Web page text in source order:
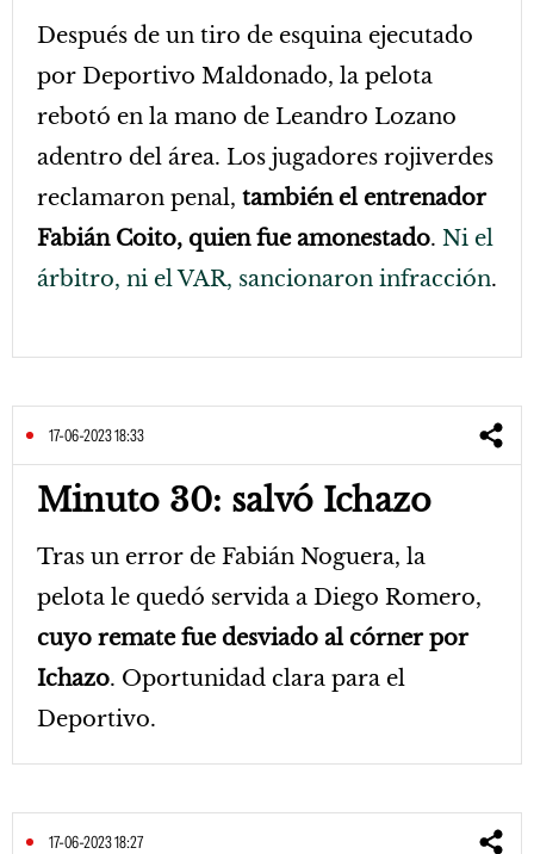
Después de un tiro de esquina ejecutado
por Deportivo Maldonado, la pelota
rebotó en la mano de Leandro Lozano
adentro del área. Los jugadores rojiverdes
reclamaron penal, también el entrenador
Fabián Coito, quien fue amonestado. Ni el
árbitro, ni el VAR, sancionaron infracción.
17-06-2023 18:33
Minuto 30: salvó Ichazo
Tras un error de Fabián Noguera, la
pelota le quedó servida a Diego Romero,
cuyo remate fue desviado al córner por
Ichazo. Oportunidad clara para el
Deportivo.
17-06-2023 18:27